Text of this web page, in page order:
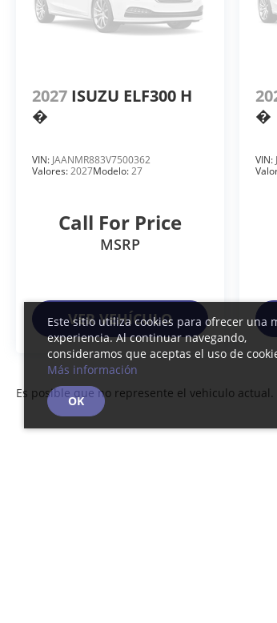
2027 ISUZU ELF300 H
�
VIN: JAANMR883V7500362
Valores:2027Modelo:27
Call For Price
MSRP
VER VEHÍCULO
�
VIN:
Es posible que no represente el vehiculo
Este sitio utiliza cookies para ofrecer una
experiencia. Al continuar navegando,
consideramos que aceptas el uso de
Más información
OK